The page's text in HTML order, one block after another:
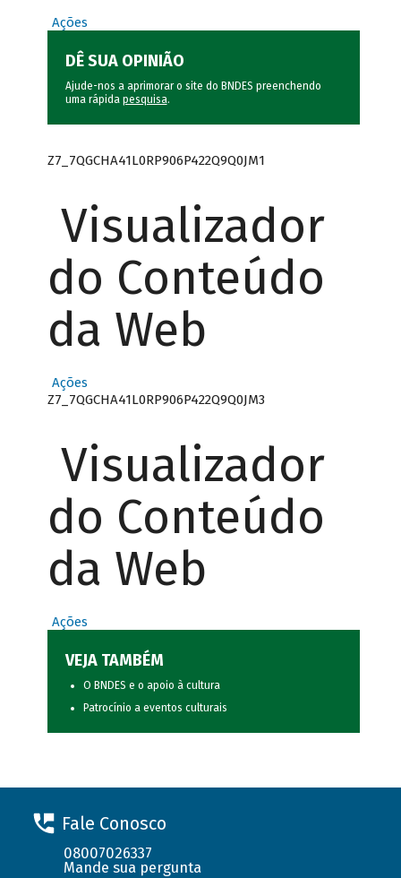
Ações
DÊ SUA OPINIÃO
Ajude-nos a aprimorar o site do BNDES preenchendo
uma rápida pesquisa.
Z7_7QGCHA41L0RP906P422Q9Q0JM1
Visualizador
do Conteúdo
da Web
Ações
Z7_7QGCHA41L0RP906P422Q9Q0JM3
Visualizador
do Conteúdo
da Web
Ações
VEJA TAMBÉM
O BNDES e o apoio à cultura
Patrocínio a eventos culturais
Fale Conosco
08007026337
Mande sua pergunta